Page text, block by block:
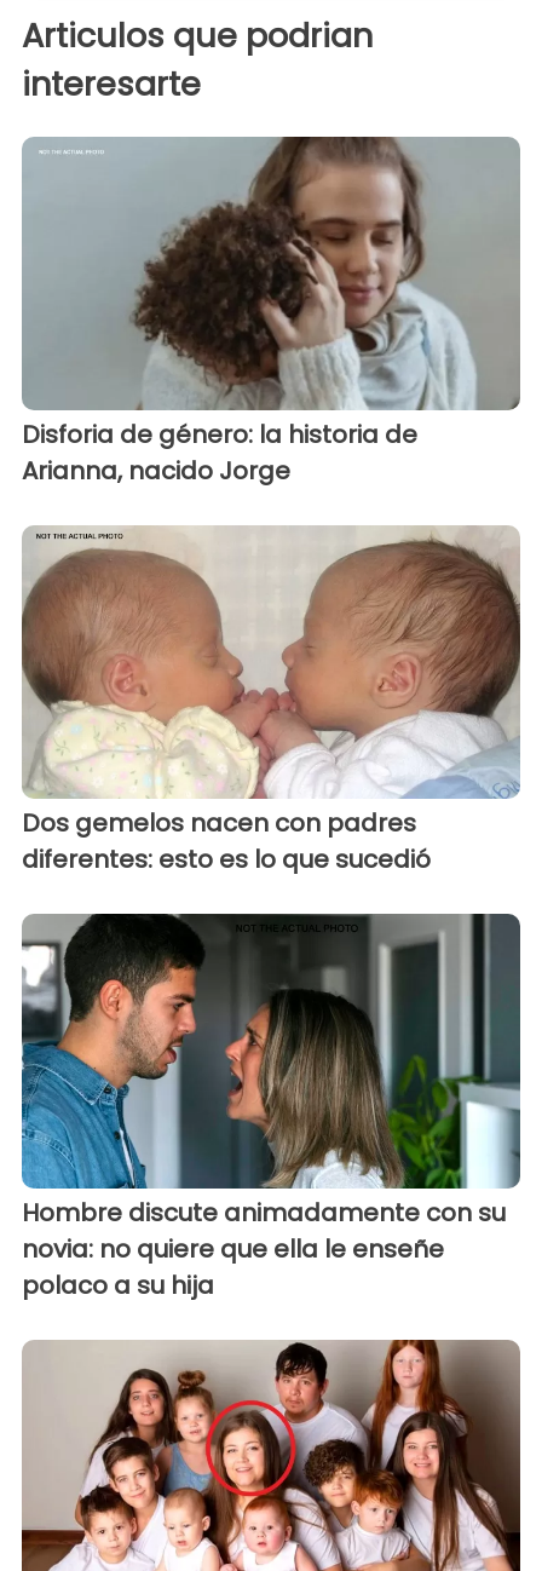
Articulos que podrian
interesarte
Disforia de género: la historia de
Arianna, nacido Jorge
Dos gemelos nacen con padres
diferentes: esto es lo que sucedió
Hombre discute animadamente con su
novia: no quiere que ella le enseñe
polaco a su hija